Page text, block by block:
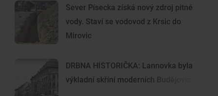
Sever Písecka získá nový zdroj pitné
vody. Staví se vodovod z Krsic do
Mirovic
DRBNA HISTORIČKA: Lannovka byla
výkladní skříní moderních Budějovic